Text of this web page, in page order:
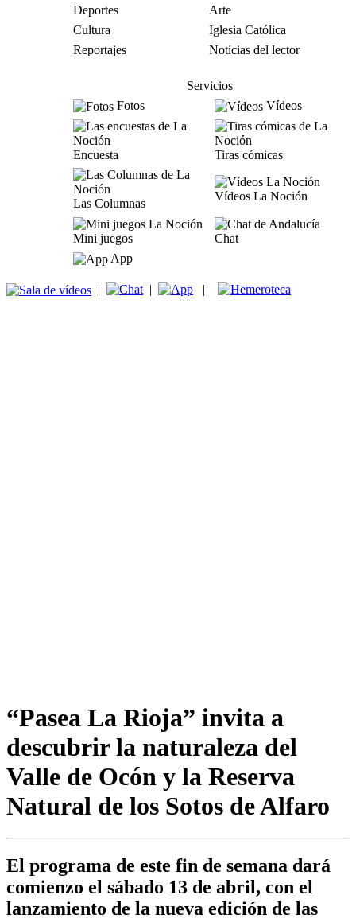
Deportes
Arte
Cultura
Iglesia Católica
Reportajes
Noticias del lector
Servicios
Fotos
Vídeos
Encuesta Tiras cómicas
Las Columnas
Vídeos La Noción
Mini juegos
Chat
App
| | |
“Pasea La Rioja” invita a
descubrir la naturaleza del
Valle de Ocón y la Reserva
Natural de los Sotos de Alfaro
El programa de este fin de semana dará
comienzo el sábado 13 de abril, con el
lanzamiento de la nueva edición de las